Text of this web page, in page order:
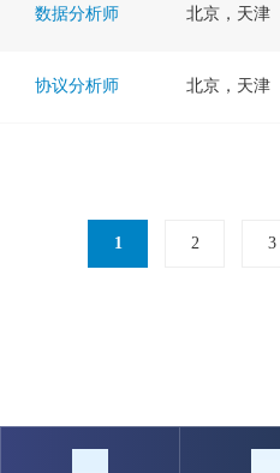
数据分析师 北京，天津
协议分析师 北京，天津
1 2 3